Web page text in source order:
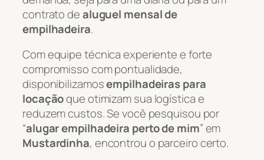
contrato dealuguel mensal de
empilhadeira.
Com equipe técnica experiente e forte
compromisso com pontualidade,
disponibilizamosempilhadeiras para
locaçãoque otimizam sua logística e
reduzem custos. Se você pesquisou por
“alugar empilhadeira perto de mim” em
Mustardinha, encontrou o parceiro certo.